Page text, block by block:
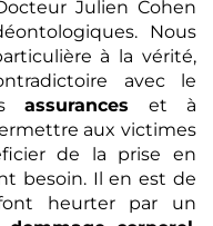
Julien Cohen
Nous
à la vérité,
avec le
assurances et à
aux victimes
de la prise en
besoin. Il en est de
heurter par un